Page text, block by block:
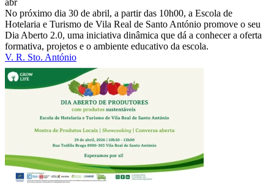
abr
No próximo dia 30 de abril, a partir das 10h00, a Escola de
Hotelaria e Turismo de Vila Real de Santo António promove o seu
Dia Aberto 2.0, uma iniciativa dinâmica que dá a conhecer a oferta
formativa, projetos e o ambiente educativo da escola.
V. R. Sto. António